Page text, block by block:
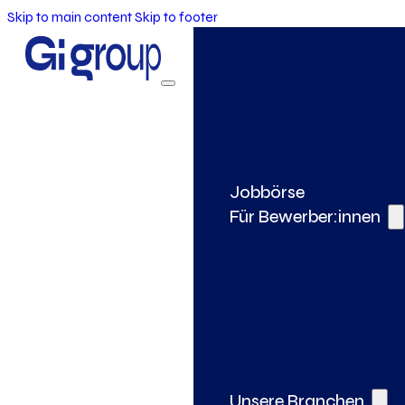
Skip to main contentSkip to footer
Jobbörse
Für Bewerber:innen